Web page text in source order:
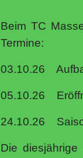
Beim TC
Termine:
03.10.26
05.10.26
24.10.26
Die diesjährige